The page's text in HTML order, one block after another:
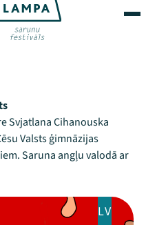
Svjatlana Cihanouska
Valsts ģimnāzijas
Saruna angļu valodā ar
LV